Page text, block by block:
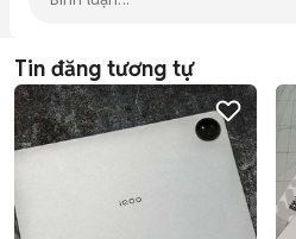
Tin đăng tương tự